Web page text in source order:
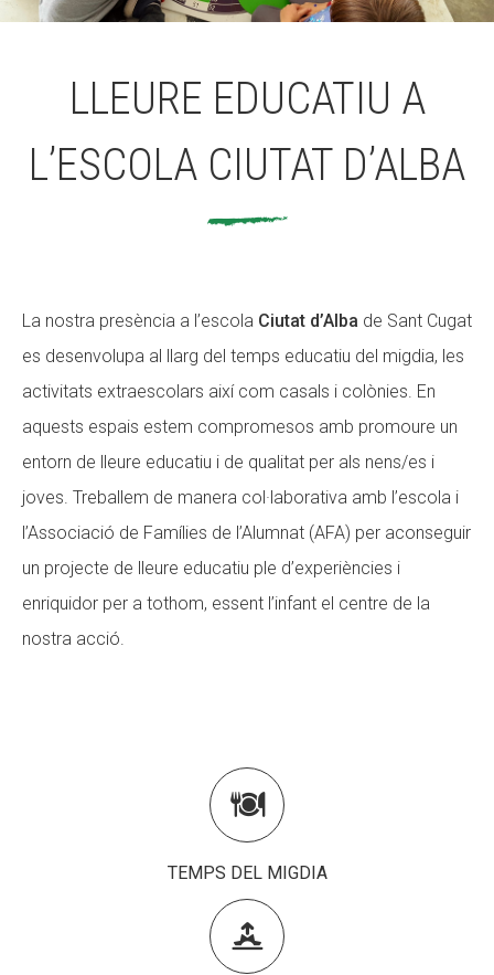
LLEURE EDUCATIU A
L’ESCOLA CIUTAT D’ALBA
La nostra presència a l’escola Ciutat d’Alba de Sant Cugat
es desenvolupa al llarg del temps educatiu del migdia, les
activitats extraescolars així com casals i colònies. En
aquests espais estem compromesos amb promoure un
entorn de lleure educatiu i de qualitat per als nens/es i
joves. Treballem de manera col·laborativa amb l’escola i
l’Associació de Famílies de l’Alumnat (AFA) per aconseguir
un projecte de lleure educatiu ple d’experiències i
enriquidor per a tothom, essent l’infant el centre de la
nostra acció.

TEMPS DEL MIGDIA

ACCIÓ SOCIAL I JOVES
ESPLAIS
CONEIX FUNDESPLAI
La Fundació